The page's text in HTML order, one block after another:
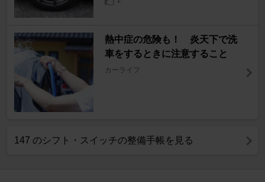
熱中症の危険も！ 炎天下で洗
車をするときに注意すること
カーライフ
147 のシフト・スイッチの整備手帳を見る